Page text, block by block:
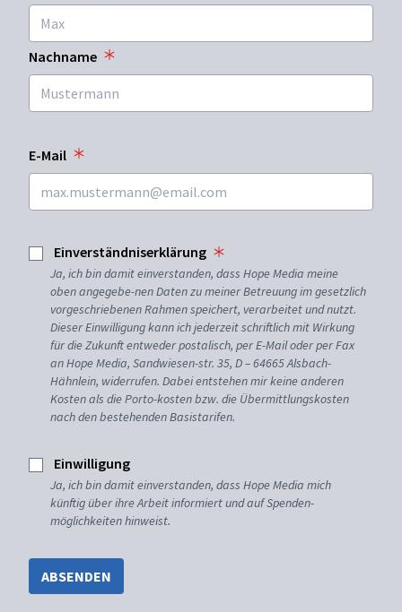
Nachname
E-Mail
Einverständniserklärung
Ja, ich bin damit einverstanden, dass Hope Media meine
oben angegebe-nen Daten zu meiner Betreuung im gesetzlich
vorgeschriebenen Rahmen speichert, verarbeitet und nutzt.
Dieser Einwilligung kann ich jederzeit schriftlich mit Wirkung
für die Zukunft entweder postalisch, per E-Mail oder per Fax
an Hope Media, Sandwiesen-str. 35, D – 64665 Alsbach-
Hähnlein, widerrufen. Dabei entstehen mir keine anderen
Kosten als die Porto-kosten bzw. die Übermittlungskosten
nach den bestehenden Basistarifen.
Einwilligung
Ja, ich bin damit einverstanden, dass Hope Media mich
künftig über ihre Arbeit informiert und auf Spenden-
möglichkeiten hinweist.
ABSENDEN